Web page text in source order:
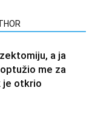
a ja
me za
je otkrio